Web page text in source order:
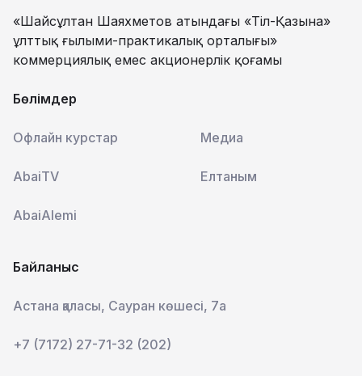
«Шайсұлтан Шаяхметов атындағы «Тіл-Қазына»
ұлттық ғылыми-практикалық орталығы»
коммерциялық емес акционерлік қоғамы
Бөлімдер
Офлайн курстар Медиа
AbaiTV Елтаным
AbaiAlemi
Байланыс
Астана қаласы, Сауран көшесі, 7а
+7 (7172) 27-71-32 (202)